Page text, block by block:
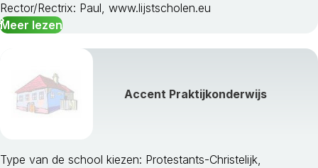
Rector/Rectrix: Paul, www.lijstscholen.eu
Meer lezen
Accent Praktijkonderwijs
Type van de school kiezen: Protestants-Christelijk,